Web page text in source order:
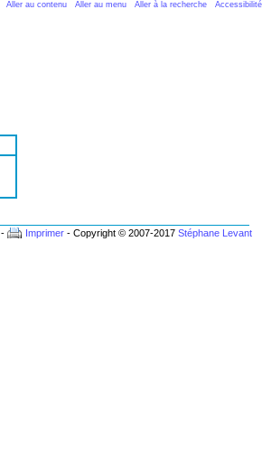
Aller au contenu Aller au menu Aller à la recherche Accessibilité
- Imprimer - Copyright © 2007-2017Stéphane Levant